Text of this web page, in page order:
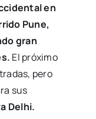
en
Pune,
gran
El próximo
pero
sus
Delhi.